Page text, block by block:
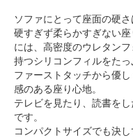
ソファにとって座面の硬さ
硬すぎず柔らかすぎない
には、高密度のウレタン
持つシリコンフィルをたっ
ファーストタッチから優
感のある座り心地。
テレビを見たり、読書を
です。
コンパクトサイズでも決し